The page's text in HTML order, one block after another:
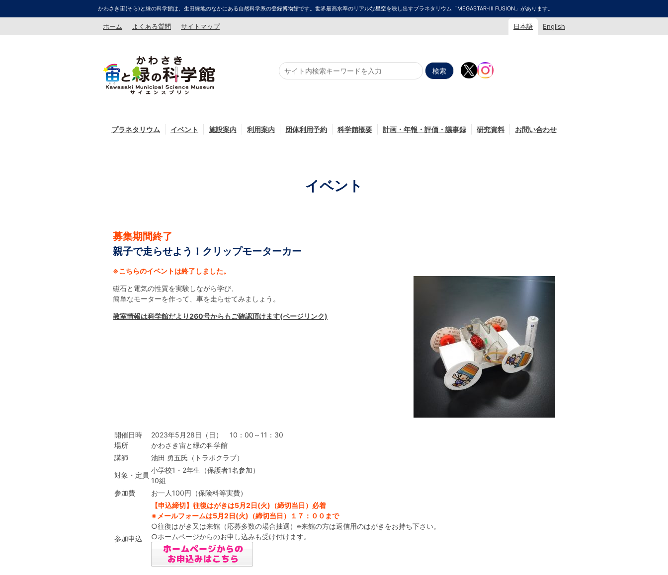
かわさき宙(そら)と緑の科学館は、生田緑地のなかにある自然科学系の登録博物館です。世界最高水準のリアルな星空を映し出すプラネタリウム「MEGASTAR-Ⅲ FUSION」があります。
ホーム よくある質問 サイトマップ 日本語 English
プラネタリウム イベント 施設案内 利用案内 団体利用予約 科学館概要 計画・年報・評価・議事録 研究資料 お問い合わせ
イベント
募集期間終了
親子で走らせよう！クリップモーターカー
※こちらのイベントは終了しました。
磁石と電気の性質を実験しながら学び、
簡単なモーターを作って、車を走らせてみましょう。
教室情報は科学館だより260号からもご確認頂けます(ページリンク)
開催日時
場所
2023年5月28日（日） 10：00～11：30
かわさき宙と緑の科学館
講師
池田 勇五氏（トラボクラブ）
対象・定員
小学校1・2年生（保護者1名参加）
10組
参加費
お一人100円（保険料等実費）
参加申込
【申込締切】往復はがきは5月2日(火)（締切当日）必着
※メールフォームは5月2日(火)（締切当日）１７：００まで
○往復はがき又は来館（応募多数の場合抽選）※来館の方は返信用のはがきをお持ち下さい。
○ホームページからのお申し込みも受け付けます。